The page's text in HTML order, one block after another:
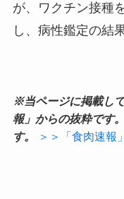
が、ワクチン接種
し、病性鑑定の結
※当ページに掲載し
報」からの抜粋です
す。
＞＞「食肉速報